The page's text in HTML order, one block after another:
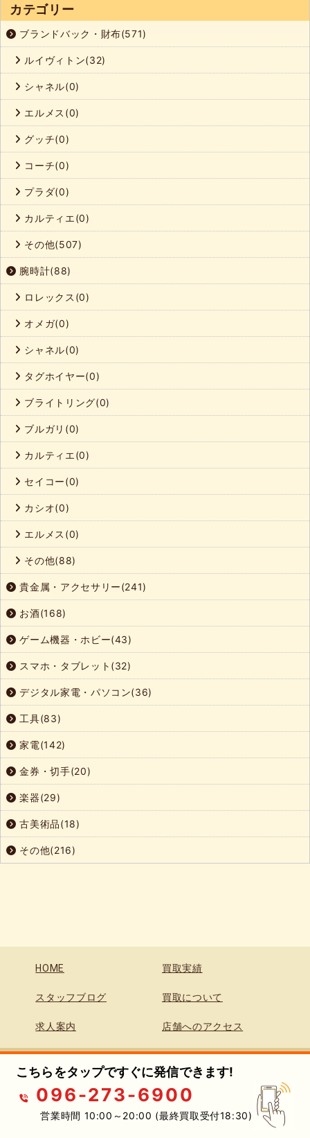
カテゴリー
ブランドバック・財布(571)
ルイヴィトン(32)
シャネル(0)
エルメス(0)
グッチ(0)
コーチ(0)
プラダ(0)
カルティエ(0)
その他(507)
腕時計(88)
ロレックス(0)
オメガ(0)
シャネル(0)
タグホイヤー(0)
ブライトリング(0)
ブルガリ(0)
カルティエ(0)
セイコー(0)
カシオ(0)
エルメス(0)
その他(88)
貴金属・アクセサリー(241)
お酒(168)
ゲーム機器・ホビー(43)
スマホ・タブレット(32)
デジタル家電・パソコン(36)
工具(83)
家電(142)
金券・切手(20)
楽器(29)
古美術品(18)
その他(216)
HOME 買取実績
スタッフブログ 買取について
求人案内 店舗へのアクセス
お問合せはこちら
こちらをタップですぐに発信できます!
096-273-6900
営業時間 10:00～20:00 (最終買取受付18:30)